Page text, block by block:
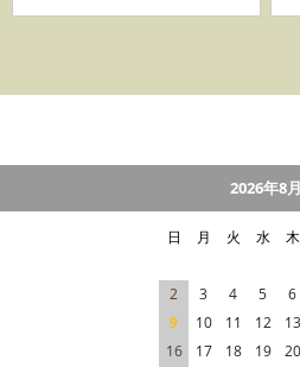
2026年8月
日 月 火 水 木
2
3 4 5 6
9
10 11 12 13
16
17 18 19 20